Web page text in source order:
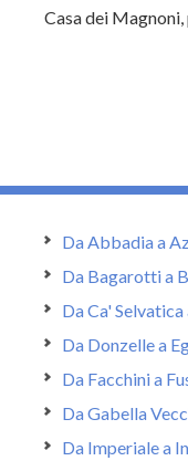
Casa dei
Da Abbadia a
Da Bagarotti a
Da Ca' Selvatica
Da Donzelle a
Da Facchini a
Da Gabella
Da Imperiale a